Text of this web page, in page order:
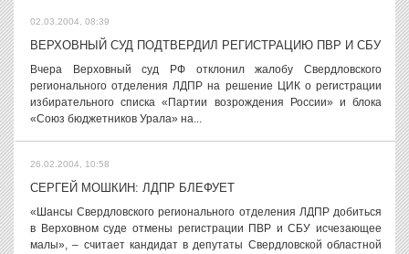
02.03.2004, 08:39
ВЕРХОВНЫЙ СУД ПОДТВЕРДИЛ РЕГИСТРАЦИЮ ПВР И СБУ
Вчера Верховный суд РФ отклонил жалобу Свердловского
регионального отделения ЛДПР на решение ЦИК о регистрации
избирательного списка «Партии возрождения России» и блока
«Союз бюджетников Урала» на...
26.02.2004, 10:58
СЕРГЕЙ МОШКИН: ЛДПР БЛЕФУЕТ
«Шансы Свердловского регионального отделения ЛДПР добиться
в Верховном суде отмены регистрации ПВР и СБУ исчезающее
малы», – считает кандидат в депутаты Свердловской областной